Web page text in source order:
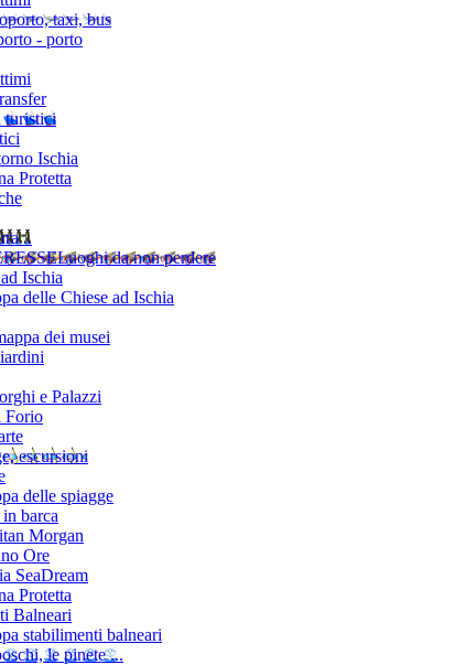
taxi, bus
- porto
turistici
Ischia
Protetta
..
Luoghi da non perdere
Ischia
delle Chiese ad Ischia
dei musei
e Palazzi
Forio
escursioni
delle spiagge
barca
Morgan
Ore
SeaDream
Protetta
Balneari
stabilimenti balneari
le pinete ...